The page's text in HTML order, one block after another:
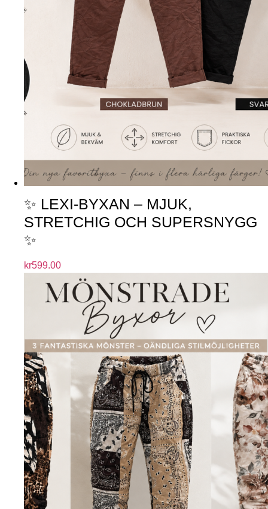
✨ LEXI-BYXAN – MJUK,
STRETCHIG OCH SUPERSNYGG
✨
kr599.00